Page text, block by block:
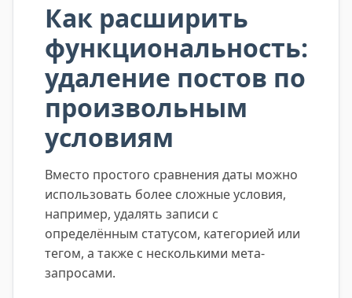
Как расширить
функциональность:
удаление постов по
произвольным
условиям
Вместо простого сравнения даты можно
использовать более сложные условия,
например, удалять записи с
определённым статусом, категорией или
тегом, а также с несколькими мета-
запросами.